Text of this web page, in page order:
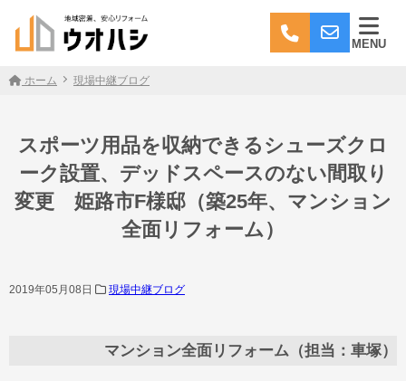
MENU
ホーム 現場中継ブログ
スポーツ用品を収納できるシューズクロ
ーク設置、デッドスペースのない間取り
変更 姫路市F様邸（築25年、マンション
全面リフォーム）
2019年05月08日 現場中継ブログ
マンション全面リフォーム（担当：車塚）